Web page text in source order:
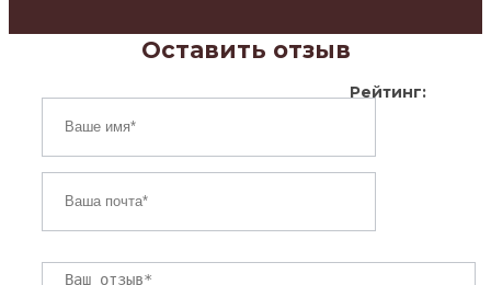
Оставить отзыв
Рейтинг: